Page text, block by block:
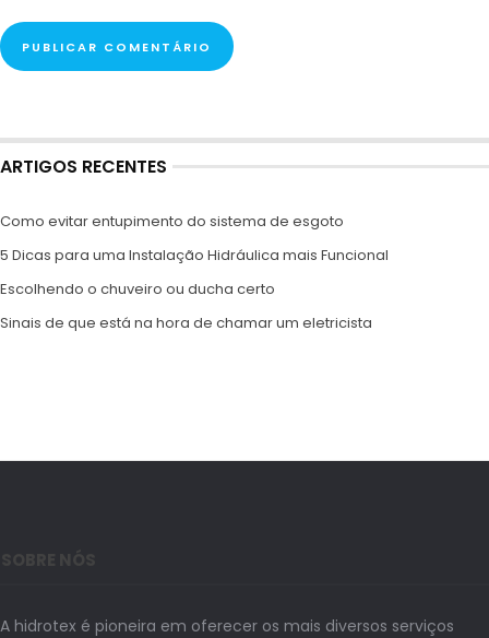
ARTIGOS RECENTES
Como evitar entupimento do sistema de esgoto
5 Dicas para uma Instalação Hidráulica mais Funcional
Escolhendo o chuveiro ou ducha certo
Sinais de que está na hora de chamar um eletricista
A hidrotex é pioneira em oferecer os mais diversos serviços